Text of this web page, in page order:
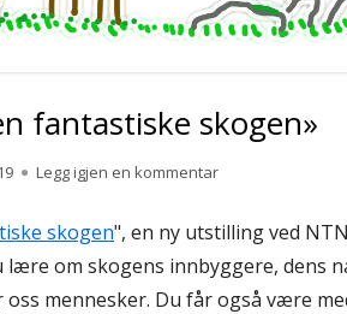
fantastiske skogen»
Legg igjen en kommentartil Bjørnedyr i
skogen", en ny utstilling ved
lære om skogens innbyggere, dens
mennesker. Du får også være